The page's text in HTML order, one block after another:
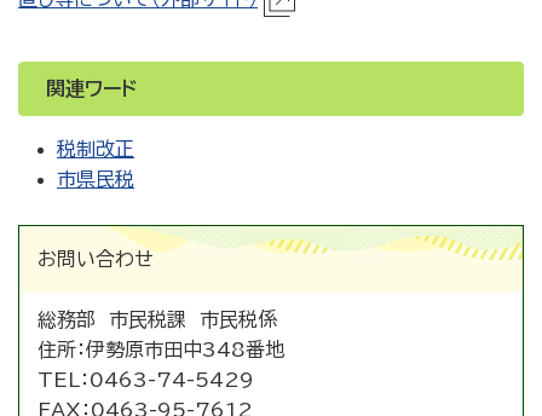
関連ワード
税制改正
市県民税
お問い合わせ
総務部 市民税課 市民税係
住所：伊勢原市田中348番地
TEL： 0463-74-5429
FAX： 0463-95-7612